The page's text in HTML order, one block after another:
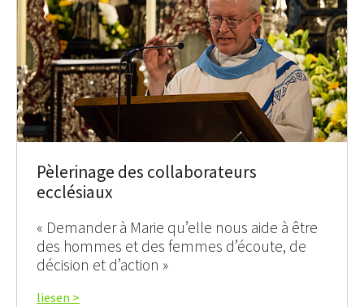
Pèlerinage des collaborateurs
ecclésiaux
« Demander à Marie qu’elle nous aide à être
des hommes et des femmes d’écoute, de
décision et d’action »
liesen >